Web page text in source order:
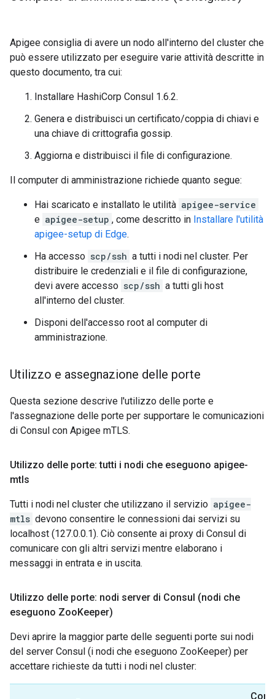
Apigee consiglia di avere un nodo all'interno del cluster che
può essere utilizzato per eseguire varie attività descritte in
questo documento, tra cui:
Installare HashiCorp Consul 1.6.2.
Genera e distribuisci un certificato/coppia di chiavi e
una chiave di crittografia gossip.
Aggiorna e distribuisci il file di configurazione.
Il computer di amministrazione richiede quanto segue:
Hai scaricato e installato le utilità apigee-service
e apigee-setup , come descritto in Installare l'utilità
apigee-setup di Edge.
Ha accesso scp/ssh a tutti i nodi nel cluster. Per
distribuire le credenziali e il file di configurazione,
devi avere accesso scp/ssh a tutti gli host
all'interno del cluster.
Disponi dell'accesso root al computer di
amministrazione.
Utilizzo e assegnazione delle porte
Questa sezione descrive l'utilizzo delle porte e
l'assegnazione delle porte per supportare le comunicazioni
di Consul con Apigee mTLS.
Utilizzo delle porte: tutti i nodi che eseguono apigee-
mtls
Tutti i nodi nel cluster che utilizzano il servizio apigee-
mtls devono consentire le connessioni dai servizi su
localhost (127.0.0.1). Ciò consente ai proxy di Consul di
comunicare con gli altri servizi mentre elaborano i
messaggi in entrata e in uscita.
Utilizzo delle porte: nodi server di Consul (nodi che
eseguono ZooKeeper)
Devi aprire la maggior parte delle seguenti porte sui nodi
del server Consul (i nodi che eseguono ZooKeeper) per
accettare richieste da tutti i nodi nel cluster: